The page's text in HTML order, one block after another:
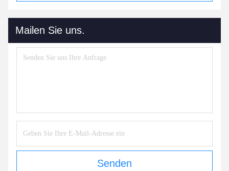
Mailen Sie uns.
Senden